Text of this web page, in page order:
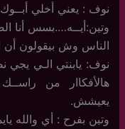
نوف : يعني أخلي
وتين:أيــه….بسس أنا
الناس وش بيقولون أن
نوف: يابنتي الـي يجي
هالأفكاار من
يعيشش.
وتين بفرح : أي والله